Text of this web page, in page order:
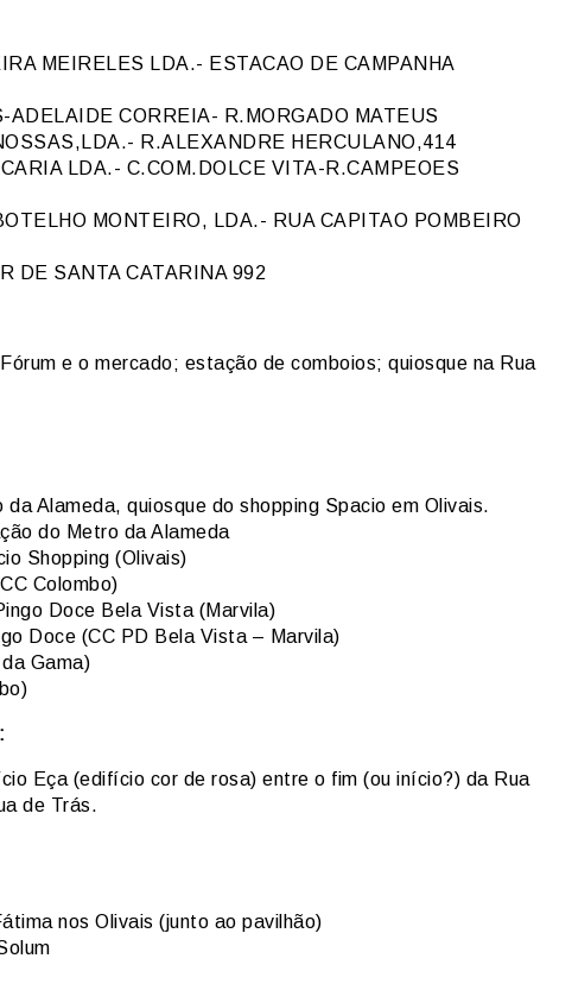
MEIRELES LDA.- ESTACAO DE CAMPANHA
ADELAIDE CORREIA- R.MORGADO MATEUS
R.ALEXANDRE HERCULANO,414
LDA.- C.COM.DOLCE VITA-R.CAMPEOES
MONTEIRO, LDA.- RUA CAPITAO POMBEIRO
DE SANTA CATARINA 992
e o mercado; estação de comboios; quiosque na Rua
da Alameda, quiosque do shopping Spacio em Olivais.
do Metro da Alameda
Shopping (Olivais)
Colombo)
Doce Bela Vista (Marvila)
Doce (CC PD Bela Vista – Marvila)
Gama)
Eça (edifício cor de rosa) entre o fim (ou início?) da Rua
de Trás.
nos Olivais (junto ao pavilhão)